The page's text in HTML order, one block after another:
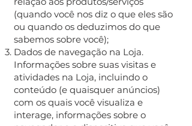
(quando você nos diz o que eles são
ou quando os deduzimos do que
sabemos sobre você);
Dados de navegação na Loja.
Informações sobre suas visitas e
atividades na Loja, incluindo o
conteúdo (e quaisquer anúncios)
com os quais você visualiza e
interage, informações sobre o